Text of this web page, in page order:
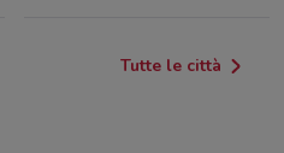
Tutte le città